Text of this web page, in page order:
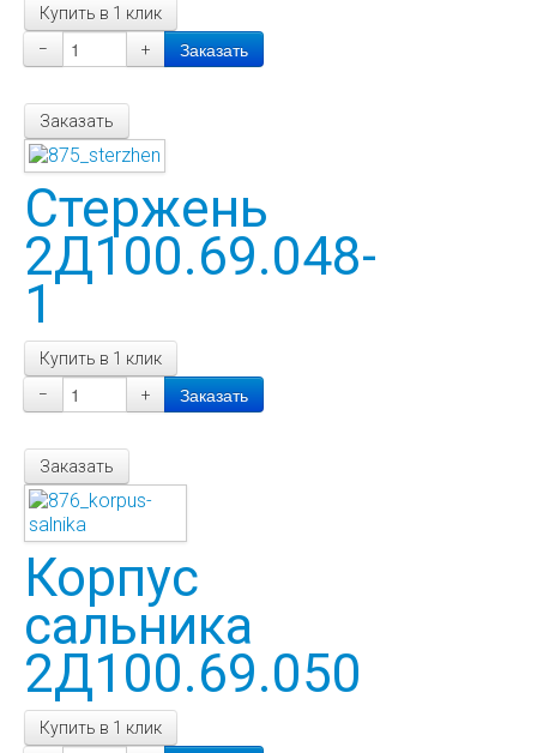
Купить в 1 клик
−
+
Заказать
Стержень
2Д100.69.048-
1
Купить в 1 клик
−
+
Заказать
Корпус
сальника
2Д100.69.050
Купить в 1 клик